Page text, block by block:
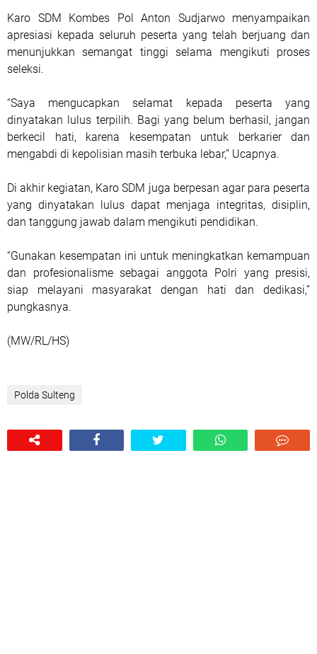
Karo SDM Kombes Pol Anton Sudjarwo menyampaikan
apresiasi kepada seluruh peserta yang telah berjuang dan
menunjukkan semangat tinggi selama mengikuti proses
seleksi.
“Saya mengucapkan selamat kepada peserta yang
dinyatakan lulus terpilih. Bagi yang belum berhasil, jangan
berkecil hati, karena kesempatan untuk berkarier dan
mengabdi di kepolisian masih terbuka lebar,” Ucapnya.
Di akhir kegiatan, Karo SDM juga berpesan agar para peserta
yang dinyatakan lulus dapat menjaga integritas, disiplin,
dan tanggung jawab dalam mengikuti pendidikan.
“Gunakan kesempatan ini untuk meningkatkan kemampuan
dan profesionalisme sebagai anggota Polri yang presisi,
siap melayani masyarakat dengan hati dan dedikasi,”
pungkasnya.
(MW/RL/HS)
Polda Sulteng